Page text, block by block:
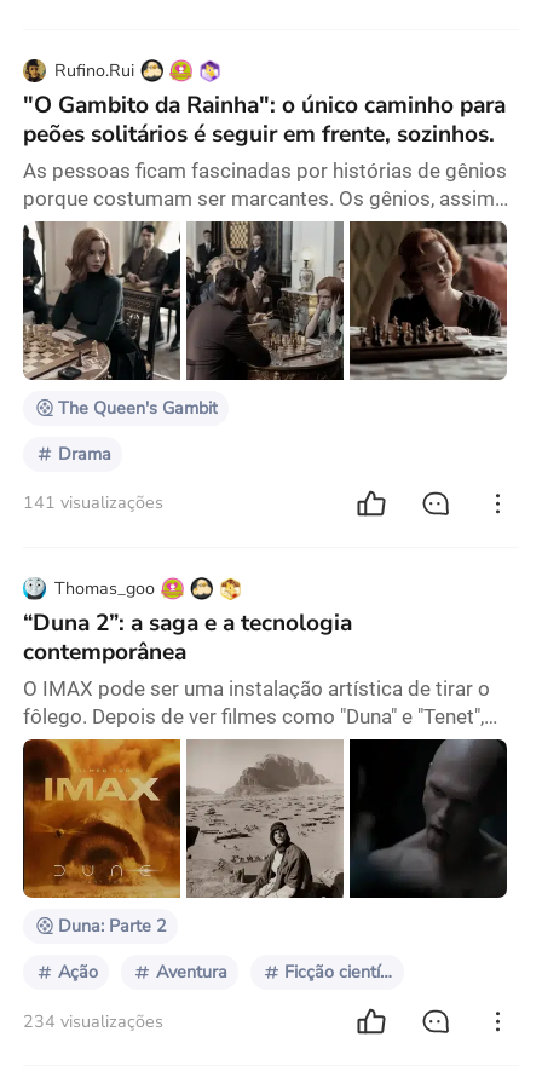
Rufino.Rui
"O Gambito da Rainha": o único caminho para
peões solitários é seguir em frente, sozinhos.
As pessoas ficam fascinadas por histórias de gênios
porque costumam ser marcantes. Os gênios, assim
como nós, são humanos, mas possuem um brilho
extraordinário. Eles nos permitem testemunhar uma
espécie de milagre, seja no espírito, na inteligência ou
na capacidade física. Os gênios são como os super-
heróis da nossa realidade, preenchendo a lacuna entre
nós e o extraordinário. Eles parecem quase d
The Queen's Gambit
Drama
141 visualizações
Thomas_goo
“Duna 2”: a saga e a tecnologia
contemporânea
O IMAX pode ser uma instalação artística de tirar o
fôlego. Depois de ver filmes como "Duna" e "Tenet",
que se apoiam em cinemas especializados, a
mudança em direção a espectáculos audiovisuais
industrializados se transforma gradualmente num
medo da enormidade das imagens. Os filmes narram
mitos da história/história dos mitos, bem como o
filosofar da ficção científica sobre o tempo e o
espaço, enq
Duna: Parte 2
Ação Aventura Ficção científica
234 visualizações